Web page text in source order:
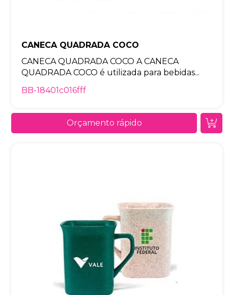
CANECA QUADRADA COCO
CANECA QUADRADA COCO A CANECA
QUADRADA COCO é utilizada para bebidas...
BB-18401c016fff
Orçamento rápido